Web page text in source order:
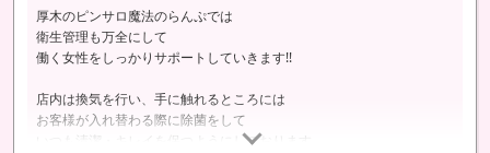
厚木のピンサロ魔法のらんぷでは
衛生管理も万全にして
働く女性をしっかりサポートしていきます!!
店内は換気を行い、手に触れるところには
お客様が入れ替わる際に除菌をして
いつも清潔・キレイを保つようにしております